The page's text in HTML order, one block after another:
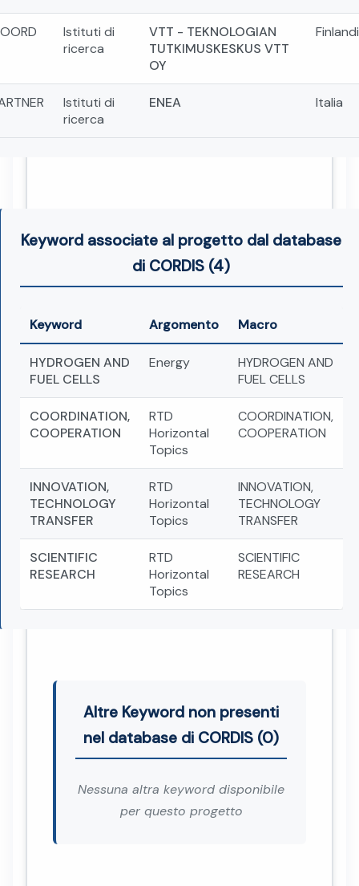
Istituti di
ricerca
VTT - TEKNOLOGIAN
TUTKIMUSKESKUS VTT
OY
Istituti di
ricerca
ENEA Italia
Keyword associate al progetto dal database
di CORDIS (4)
Keyword Argomento Macro
HYDROGEN AND
FUEL CELLS
Energy
HYDROGEN AND
FUEL CELLS
COORDINATION,
COOPERATION
RTD
Horizontal
Topics
COORDINATION,
COOPERATION
INNOVATION,
TECHNOLOGY
TRANSFER
RTD
Horizontal
Topics
INNOVATION,
TECHNOLOGY
TRANSFER
SCIENTIFIC
RESEARCH
RTD
Horizontal
Topics
SCIENTIFIC
RESEARCH
Altre Keyword non presenti
nel database di CORDIS (0)
Nessuna altra keyword disponibile
per questo progetto